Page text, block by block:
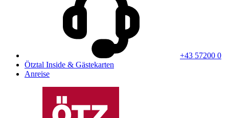
+43 57200 0
Ötztal Inside & Gästekarten
Anreise